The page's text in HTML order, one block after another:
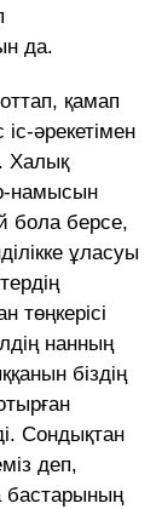
да.
қамап
әрекетімен
Халық
намысын
бола берсе,
ұласуы
төңкерісі
нанның
біздің
Сондықтан
деп,
бастарының